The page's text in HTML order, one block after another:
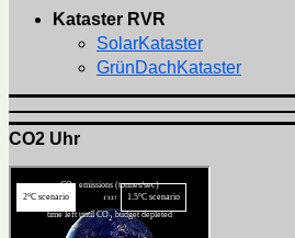
Kataster RVR
SolarKataster
GrünDachKataster
CO2 Uhr